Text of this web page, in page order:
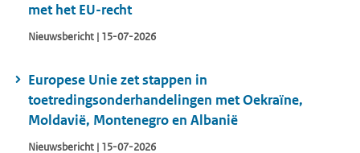
met het EU-recht
Nieuwsbericht | 15-07-2026
Europese Unie zet stappen in
toetredingsonderhandelingen met Oekraïne,
Moldavië, Montenegro en Albanië
Nieuwsbericht | 15-07-2026